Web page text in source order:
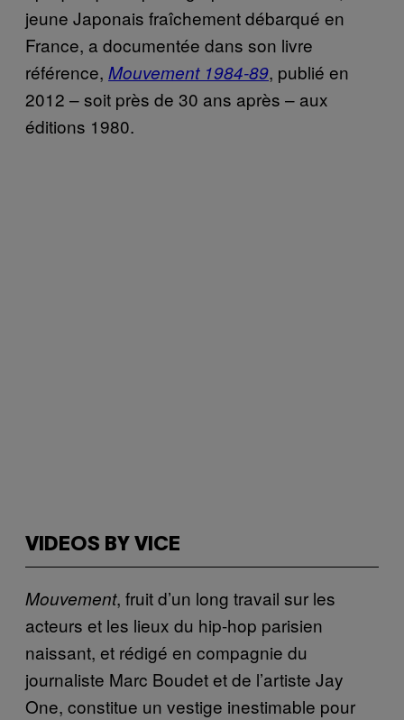
jeune Japonais fraîchement débarqué en
France, a documentée dans son livre
référence, Mouvement 1984-89, publié en
2012 – soit près de 30 ans après – aux
éditions 1980.
VIDEOS BY VICE
Mouvement, fruit d’un long travail sur les
acteurs et les lieux du hip-hop parisien
naissant, et rédigé en compagnie du
journaliste Marc Boudet et de l’artiste Jay
One, constitue un vestige inestimable pour